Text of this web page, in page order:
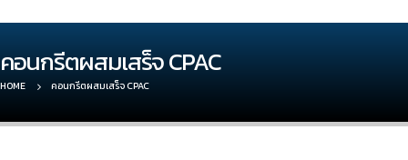
คอนกรีตผสมเสร็จ CPAC
HOME คอนกรีตผสมเสร็จ CPAC